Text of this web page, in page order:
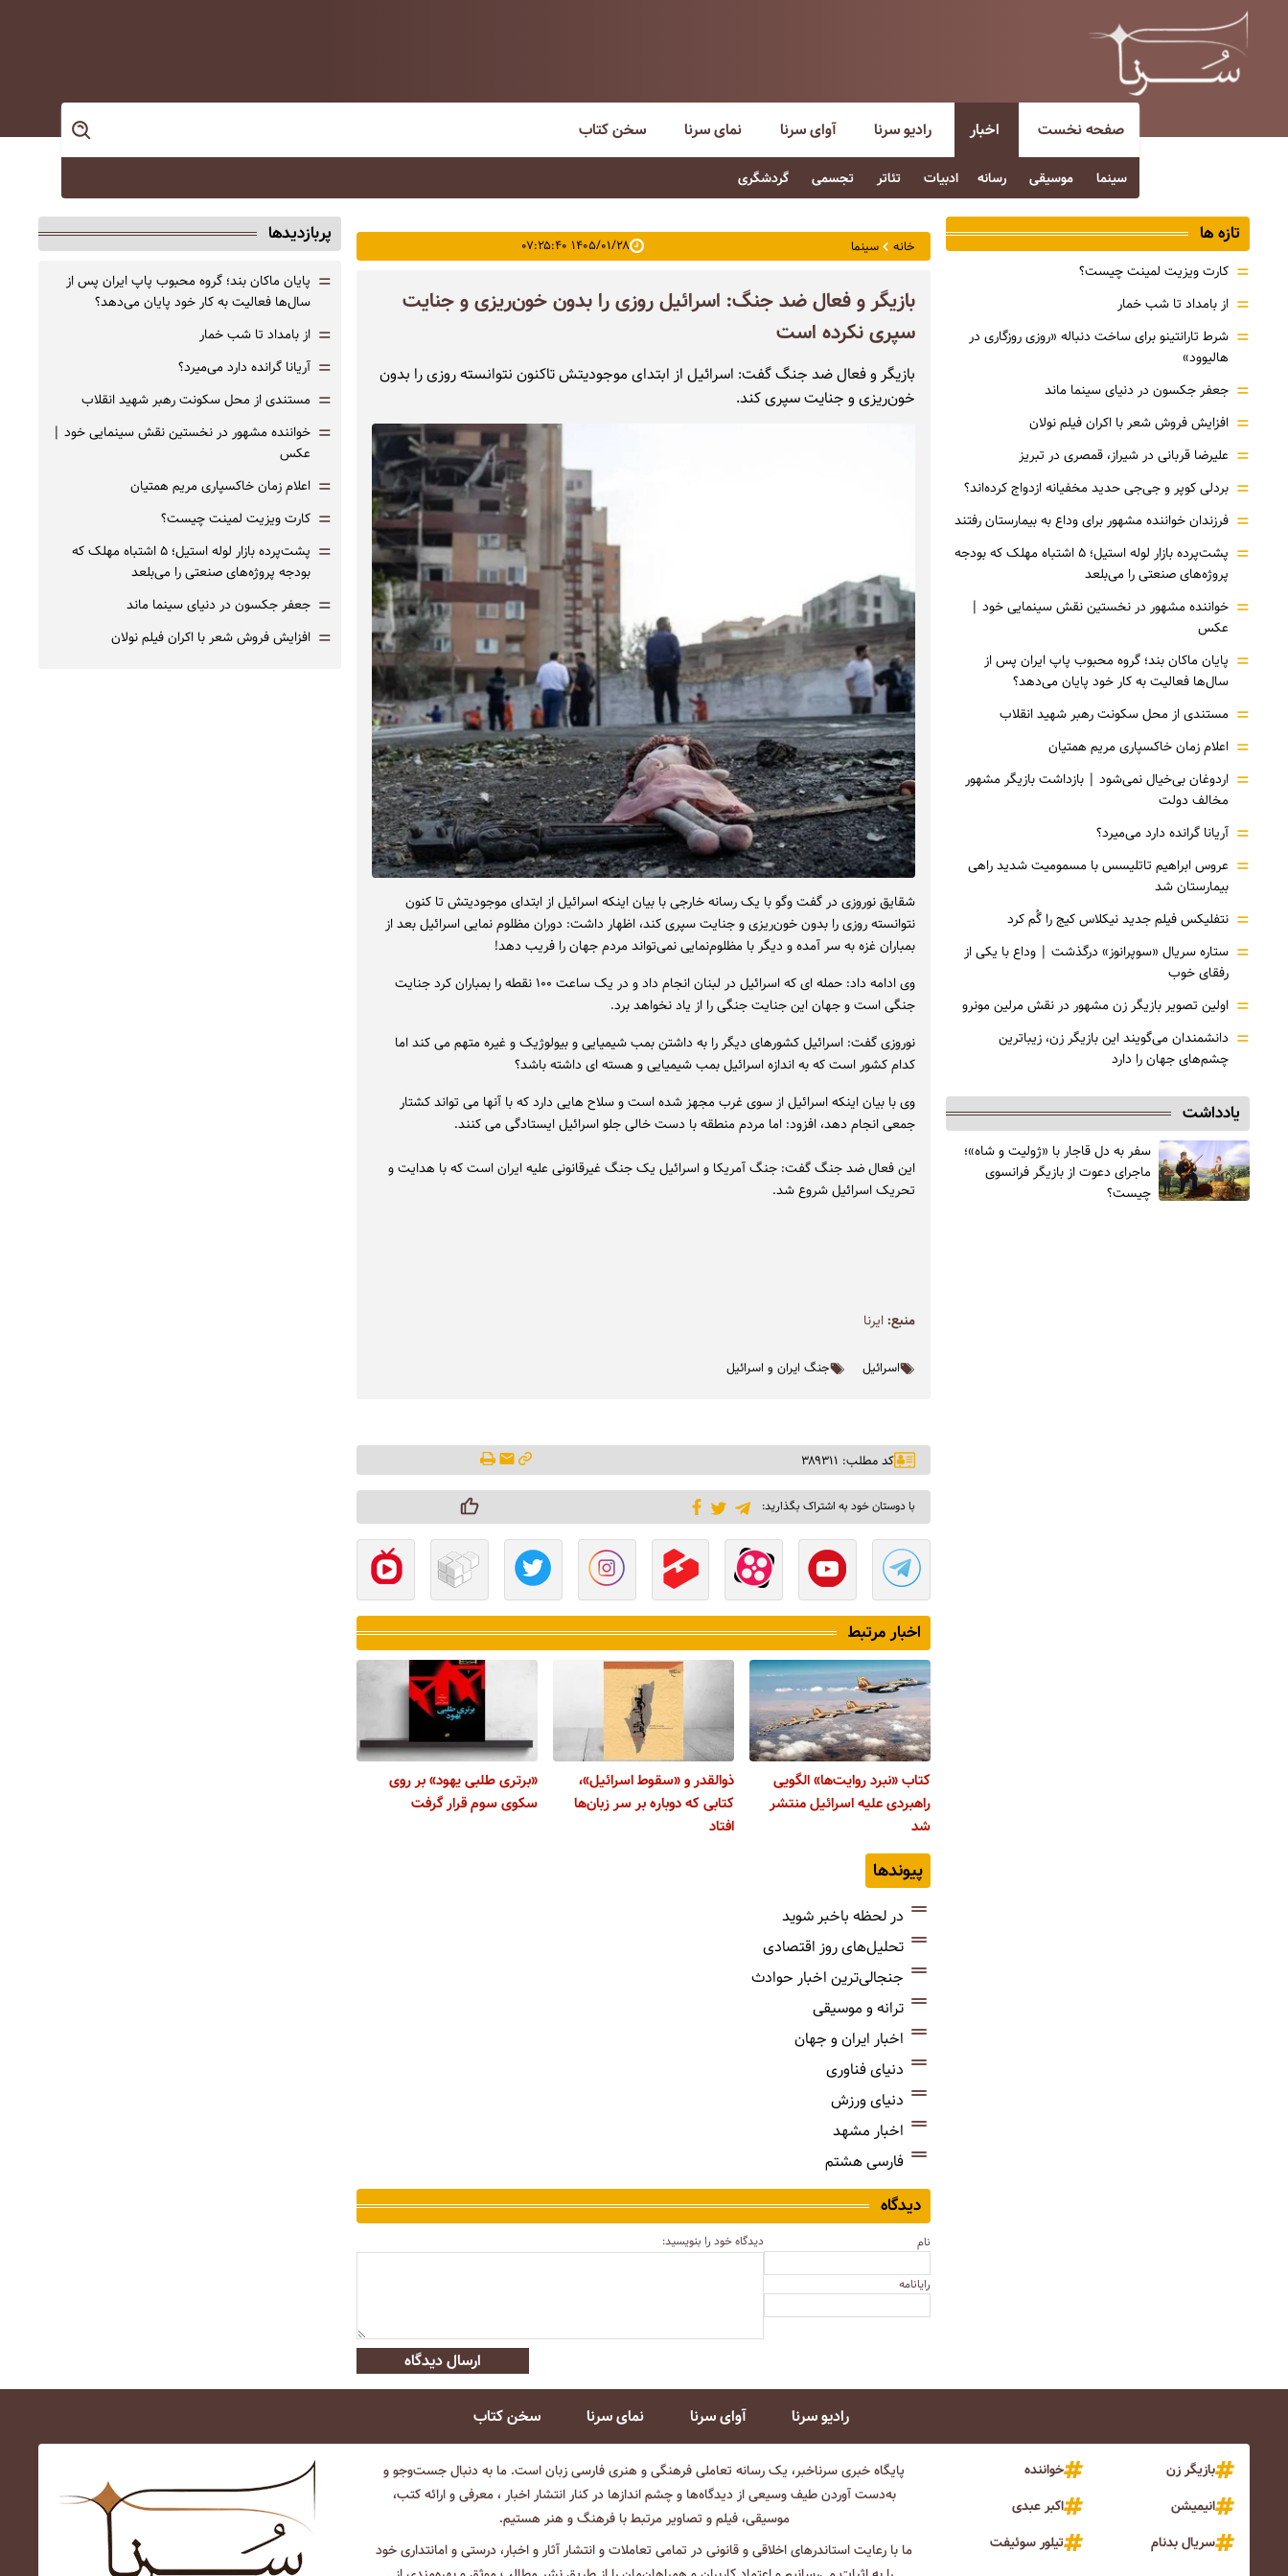
صفحه نخست اخبار
سینما موسیقی رسانه ادبیات تئاتر تجسمی گردشگری
رادیو سرنا آوای سرنا نمای سرنا سخن کتاب
خانه سینما ۱۴۰۵/۰۱/۲۸ ۰۷:۲۵:۴۰
بازیگر و فعال ضد جنگ: اسرائیل روزی را بدون خون‌ریزی و جنایت
سپری نکرده است
بازیگر و فعال ضد جنگ گفت: اسرائیل از ابتدای موجودیتش تاکنون نتوانسته روزی را بدون
خون‌ریزی و جنایت سپری کند.
شقایق نوروزی در گفت وگو با یک رسانه خارجی با بیان اینکه اسرائیل از ابتدای موجودیتش تا کنون
نتوانسته روزی را بدون خون‌ریزی و جنایت سپری کند، اظهار داشت: دوران مظلوم نمایی اسرائیل بعد از
بمباران غزه به سر آمده و دیگر با مظلوم‌نمایی نمی‌تواند مردم جهان را فریب دهد!
وی ادامه داد: حمله ای که اسرائیل در لبنان انجام داد و در یک ساعت ۱۰۰ نقطه را بمباران کرد جنایت
جنگی است و جهان این جنایت جنگی را از یاد نخواهد برد.
نوروزی گفت: اسرائیل کشورهای دیگر را به داشتن بمب شیمیایی و بیولوژیک و غیره متهم می کند اما
کدام کشور است که به اندازه اسرائیل بمب شیمیایی و هسته ای داشته باشد؟
وی با بیان اینکه اسرائیل از سوی غرب مجهز شده است و سلاح هایی دارد که با آنها می تواند کشتار
جمعی انجام دهد، افزود: اما مردم منطقه با دست خالی جلو اسرائیل ایستادگی می کنند.
این فعال ضد جنگ گفت: جنگ آمریکا و اسرائیل یک جنگ غیرقانونی علیه ایران است که با هدایت و
تحریک اسرائیل شروع شد.
منبع:ایرنا
اسرائیل جنگ ایران و اسرائیل
کد مطلب: ۳۸۹۳۱۱
با دوستان خود به اشتراک بگذارید:
اخبار مرتبط
کتاب «نبرد روایت‌ها» الگویی
راهبردی علیه اسرائیل منتشر
شد
ذوالقدر و «سقوط اسرائیل»،
کتابی که دوباره بر سر زبان‌ها
افتاد
«برتری طلبی یهود» بر روی
سکوی سوم قرار گرفت
پیوندها
در لحظه باخبر شوید
تحلیل‌های روز اقتصادی
جنجالی‌ترین اخبار حوادث
ترانه و موسیقی
اخبار ایران و جهان
دنیای فناوری
دنیای ورزش
اخبار مشهد
فارسی هشتم
دیدگاه
نام
رایانامه
دیدگاه خود را بنویسید:
ارسال دیدگاه
تازه ها
= کارت ویزیت لمینت چیست؟
= از بامداد تا شب خمار
= شرط تارانتینو برای ساخت دنباله «روزی روزگاری در
هالیوود»
= جعفر جکسون در دنیای سینما ماند
= افزایش فروش شعر با اکران فیلم نولان
= علیرضا قربانی در شیراز، قمصری در تبریز
= بردلی کوپر و جی‌جی حدید مخفیانه ازدواج کرده‌اند؟
= فرزندان خواننده مشهور برای وداع به بیمارستان رفتند
=
پشت‌پرده بازار لوله استیل؛ ۵ اشتباه مهلک که بودجه
پروژه‌های صنعتی را می‌بلعد
= خواننده مشهور در نخستین نقش سینمایی خود |‌
عکس
= پایان ماکان بند؛ گروه محبوب پاپ ایران پس از
سال‌ها فعالیت به کار خود پایان می‌دهد؟
= مستندی از محل سکونت رهبر شهید انقلاب
= اعلام زمان خاکسپاری مریم همتیان
= اردوغان بی‌خیال نمی‌شود | بازداشت بازیگر مشهور
مخالف دولت
= آریانا گرانده دارد می‌میرد؟
= عروس ابراهیم تاتلیسس با مسمومیت شدید راهی
بیمارستان شد
= نتفلیکس فیلم جدید نیکلاس کیج را گُم کرد
= ستاره سریال «سوپرانوز» درگذشت | وداع با یکی از
رفقای خوب
= اولین تصویر بازیگر زن مشهور در نقش مرلین مونرو
= دانشمندان می‌گویند این بازیگر زن، زیباترین
چشم‌های جهان را دارد
یادداشت
سفر به دل قاجار با «ژولیت و شاه»؛
ماجرای دعوت از ‌بازیگر فرانسوی
چیست؟
پربازدیدها
= پایان ماکان بند؛ گروه محبوب پاپ ایران پس از
سال‌ها فعالیت به کار خود پایان می‌دهد؟
= از بامداد تا شب خمار
= آریانا گرانده دارد می‌میرد؟
= مستندی از محل سکونت رهبر شهید انقلاب
= خواننده مشهور در نخستین نقش سینمایی خود |‌
عکس
= اعلام زمان خاکسپاری مریم همتیان
= کارت ویزیت لمینت چیست؟
=
پشت‌پرده بازار لوله استیل؛ ۵ اشتباه مهلک که
بودجه پروژه‌های صنعتی را می‌بلعد
= جعفر جکسون در دنیای سینما ماند
= افزایش فروش شعر با اکران فیلم نولان
رادیو سرنا آوای سرنا نمای سرنا سخن کتاب
بازیگر زن
خواننده
انیمیشن
اکبر عبدی
سریال بدنام
تیلور سوئیفت
پایگاه خبری سرناخبر، یک رسانه تعاملی فرهنگی و هنری فارسی زبان است. ما به دنبال جست‌و‌جو و
به‌دست آوردن طیف وسیعی از دیدگاه‌ها و چشم انداز‌ها در کنار انتشار اخبار ، معرفی و ارائه کتب،
موسیقی، فیلم و تصاویر مرتبط با فرهنگ و هنر هستیم.
ما با رعایت استاندرهای اخلاقی و قانونی در تمامی تعاملات و انتشار آثار و اخبار، درستی و امانتداری خود